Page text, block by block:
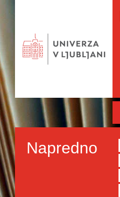
Napredno